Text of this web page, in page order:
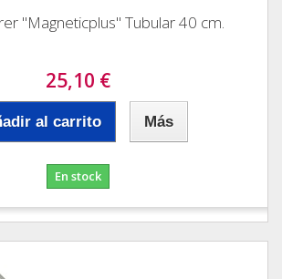
"Magneticplus" Tubular 40 cm.
25,10 €
al carrito Más
En stock